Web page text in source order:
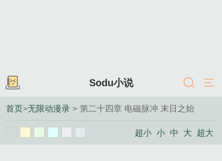
Sodu小说
首页>无限动漫录 > 第二十四章 电磁脉冲 末日之始
超小 小 中 大 超大